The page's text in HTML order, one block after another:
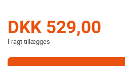
DKK 529,00
Fragt tillægges